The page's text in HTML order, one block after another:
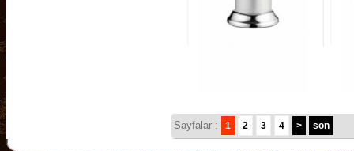
Sayfalar : 1 2 3 4 > son